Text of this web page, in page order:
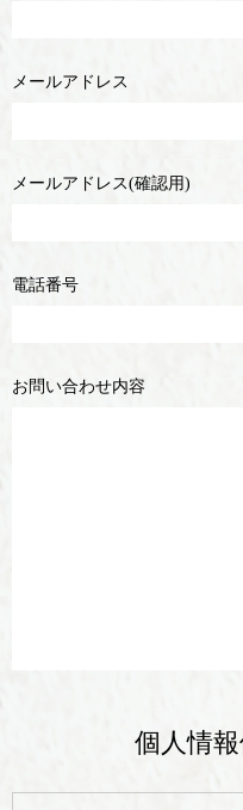
メールアドレス
メールアドレス(確認用)
電話番号
お問い合わせ内容
個人情